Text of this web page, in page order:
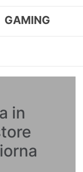
GAMING
in